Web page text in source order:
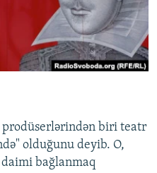
biri teatr
olduğunu deyib. O,
bağlanmaq